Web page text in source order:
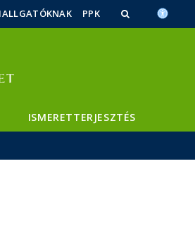
PPK
ISMERETTERJESZTÉS